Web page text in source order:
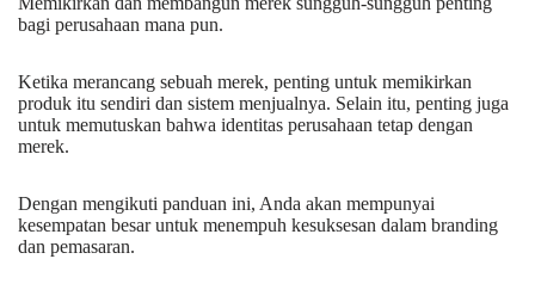
bagi perusahaan mana pun.
Ketika merancang sebuah merek, penting untuk memikirkan
produk itu sendiri dan sistem menjualnya. Selain itu, penting juga
untuk memutuskan bahwa identitas perusahaan tetap dengan
merek.
Dengan mengikuti panduan ini, Anda akan mempunyai
kesempatan besar untuk menempuh kesuksesan dalam branding
dan pemasaran.